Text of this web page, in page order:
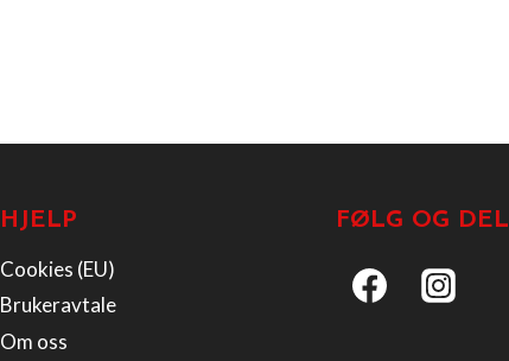
HJELP
Cookies (EU)
Brukeravtale
Om oss
FØLG OG DEL